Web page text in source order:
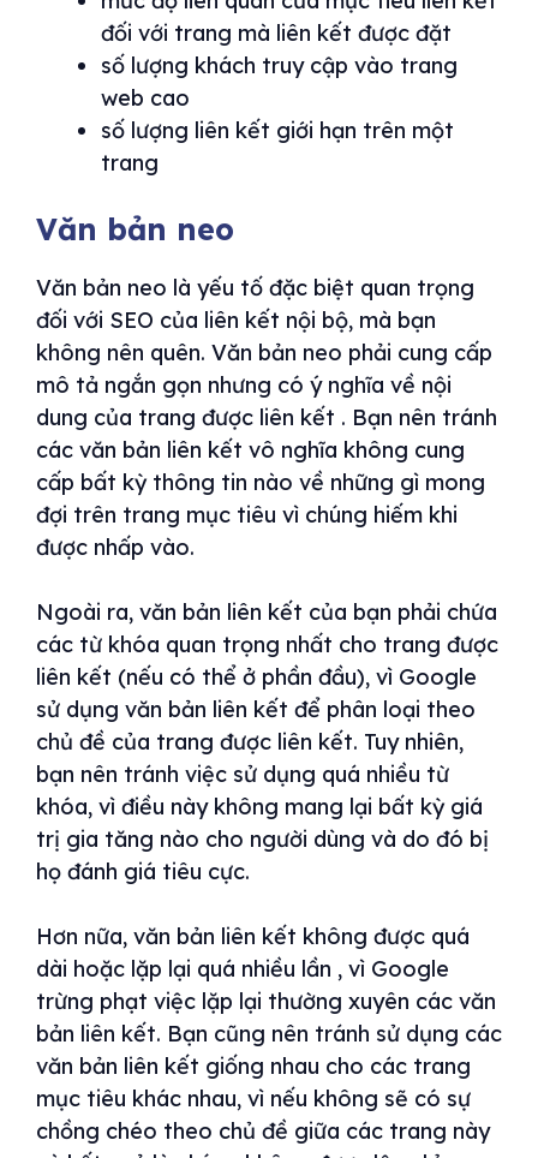
đối với trang mà liên kết được đặt
số lượng khách truy cập vào trang
web cao
số lượng liên kết giới hạn trên một
trang
Văn bản neo
Văn bản neo là yếu tố đặc biệt quan trọng
đối với SEO của liên kết nội bộ, mà bạn
không nên quên. Văn bản neo phải cung cấp
mô tả ngắn gọn nhưng có ý nghĩa về nội
dung của trang được liên kết . Bạn nên tránh
các văn bản liên kết vô nghĩa không cung
cấp bất kỳ thông tin nào về những gì mong
đợi trên trang mục tiêu vì chúng hiếm khi
được nhấp vào.
Ngoài ra, văn bản liên kết của bạn phải chứa
các từ khóa quan trọng nhất cho trang được
liên kết (nếu có thể ở phần đầu), vì Google
sử dụng văn bản liên kết để phân loại theo
chủ đề của trang được liên kết. Tuy nhiên,
bạn nên tránh việc sử dụng quá nhiều từ
khóa, vì điều này không mang lại bất kỳ giá
trị gia tăng nào cho người dùng và do đó bị
họ đánh giá tiêu cực.
Hơn nữa, văn bản liên kết không được quá
dài hoặc lặp lại quá nhiều lần , vì Google
trừng phạt việc lặp lại thường xuyên các văn
bản liên kết. Bạn cũng nên tránh sử dụng các
văn bản liên kết giống nhau cho các trang
mục tiêu khác nhau, vì nếu không sẽ có sự
chồng chéo theo chủ đề giữa các trang này